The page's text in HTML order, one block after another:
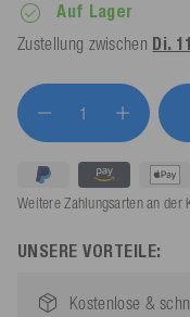
Auf Lager
Zustellung zwischen Di.
Weitere Zahlungsarten an der
UNSERE VORTEILE:
Kostenlose &